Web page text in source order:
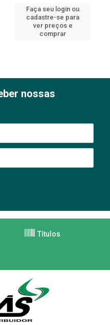
Faça seu login ou
cadastre-se para
ver preços e
comprar
nossas
Títulos